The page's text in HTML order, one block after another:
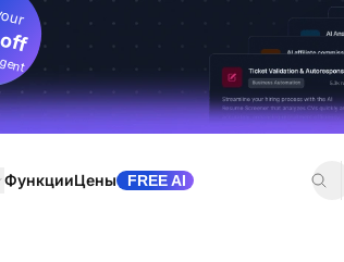
ФункцииЦены FREE AI